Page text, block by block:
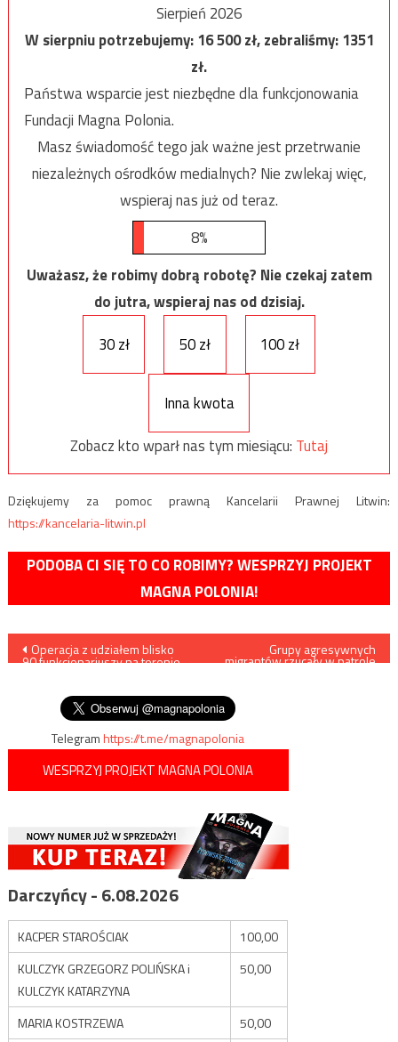
Sierpień 2026
W sierpniu potrzebujemy:16 500zł, zebraliśmy:1351
zł.
Państwa wsparcie jest niezbędne dla funkcjonowania
Fundacji Magna Polonia.
Masz świadomość tego jak ważne jest przetrwanie
niezależnych ośrodków medialnych? Nie zwlekaj więc,
wspieraj nas już od teraz.
8%
Uważasz, że robimy dobrą robotę? Nie czekaj zatem
do jutra, wspieraj nas od dzisiaj.
30 zł
50 zł 100 zł
Inna kwota
Zobacz kto wparł nas tym miesiącu: Tutaj
Dziękujemy za pomoc prawną Kancelarii Prawnej Litwin:
https://kancelaria-litwin.pl
PODOBA CI SIĘ TO CO ROBIMY? WESPRZYJ PROJEKT
MAGNA POLONIA!
Nawigacja
Operacja z udziałem blisko
90 funkcjonariuszy na terenie
Grupy agresywnych
migrantów rzucały w patrole
Telegramhttps://t.me/magnapolonia
WESPRZYJ PROJEKT MAGNA POLONIA
Darczyńcy - 6.08.2026
KACPER STAROŚCIAK
100,00
KULCZYK GRZEGORZ POLIŃSKA i
KULCZYK KATARZYNA
50,00
MARIA KOSTRZEWA 50,00